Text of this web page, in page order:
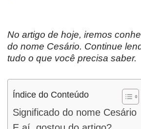
No artigo de hoje, iremos
do nome Cesário. Continue
tudo o que você precisa saber.
Índice do Conteúdo
Significado do nome Cesário